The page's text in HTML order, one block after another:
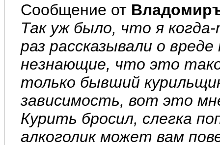
Сообщение от
Так уж было, что я
раз рассказывали о
незнающие, что это
только бывший
зависимость, вот это
Курить бросил, слегка
алкоголик может вам